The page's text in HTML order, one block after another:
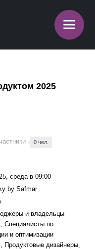
≡
2025
0 чел.
среда в 09:00
by Safmar
и владельцы
Специалисты по
и оптимизации
Продуктовые дизайнеры,